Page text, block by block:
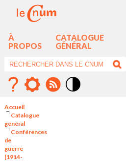
À
PROPOS
CATALOGUE
GÉNÉRAL
Accueil
Catalogue
général
Conférences
de
guerre
[1914-